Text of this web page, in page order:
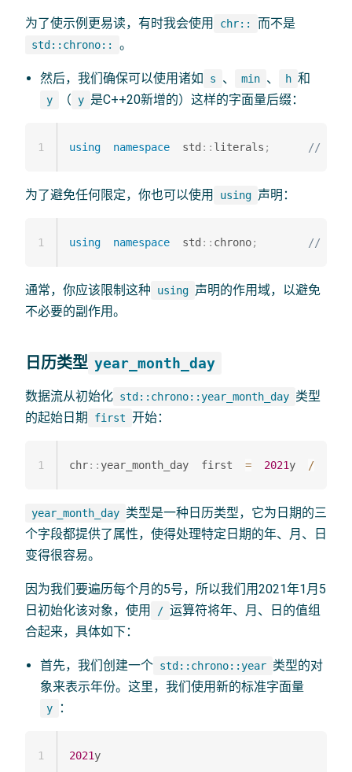
为了使示例更易读，有时我会使用 chr:: 而不是
std::chrono:: 。
然后，我们确保可以使用诸如 s 、 min 、 h 和
y （ y 是C++20新增的）这样的字面量后缀：
using namespace
  std
:: literals ; // 用于
1
为了避免任何限定，你也可以使用 using 声明：
using namespace
  std
:: chrono; // 省略
1
通常，你应该限制这种 using 声明的作用域，以避免
不必要的副作用。
日历类型 year_month_day
数据流从初始化 std::chrono::year_month_day 类型
的起始日期
first 开始：
chr:: year_month_day  first = 2021y /
1
year_month_day 类型是一种日历类型，它为日期的三
个字段都提供了属性，使得处理特定日期的年、月、日
变得很容易。
因为我们要遍历每个月的5号，所以我们用2021年1月5
日初始化该对象，使用
/ 运算符将年、月、日的值组
合起来，具体如下：
首先，我们创建一个 std::chrono::year 类型的对
象来表示年份。这里，我们使用新的标准字面量
y ：
2021
1